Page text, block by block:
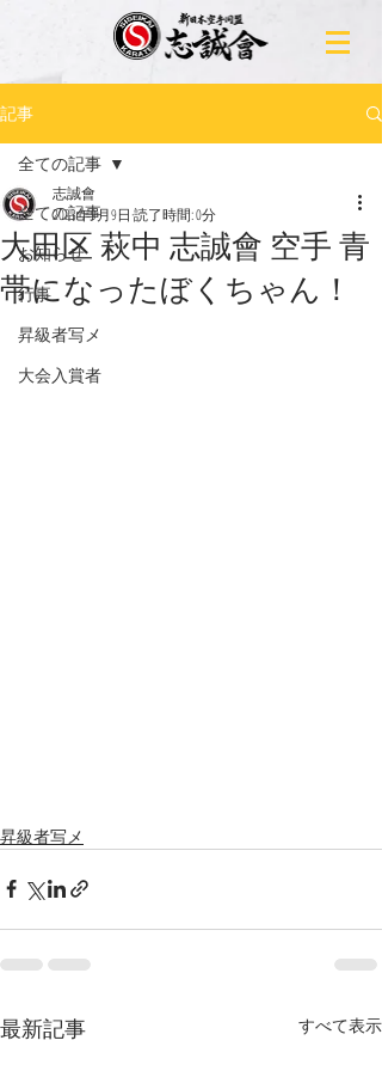
記事
全ての記事
お知らせ
行事
昇級者写メ
大会入賞者
全ての記事
大田区 萩中 志誠會 空手 青
帯になったぼくちゃん！
志誠會
2023年9月9日 読了時間: 0分
昇級者写メ
最新記事 すべて表示